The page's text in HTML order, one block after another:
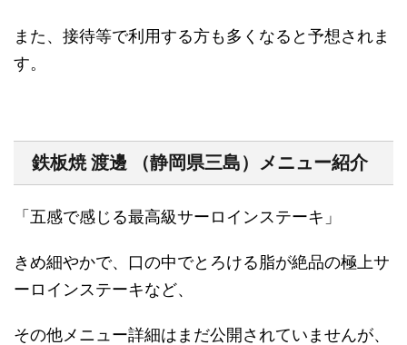
また、接待等で利用する方も多くなると予想されま
す。
鉄板焼 渡邊 （静岡県三島）メニュー紹介
「五感で感じる最高級サーロインステーキ」
きめ細やかで、口の中でとろける脂が絶品の極上サ
ーロインステーキなど、
その他メニュー詳細はまだ公開されていませんが、